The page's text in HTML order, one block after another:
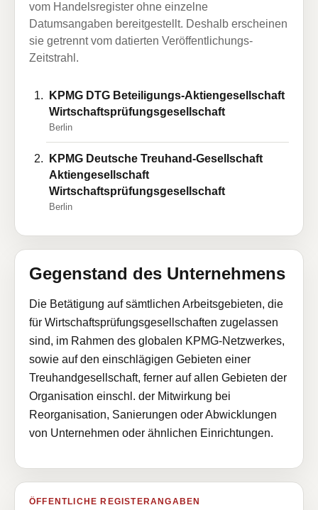
vom Handelsregister ohne einzelne
Datumsangaben bereitgestellt. Deshalb erscheinen
sie getrennt vom datierten Veröffentlichungs-
Zeitstrahl.
KPMG DTG Beteiligungs-Aktiengesellschaft
Wirtschaftsprüfungsgesellschaft
Berlin
KPMG Deutsche Treuhand-Gesellschaft
Aktiengesellschaft
Wirtschaftsprüfungsgesellschaft
Berlin
Gegenstand des Unternehmens
Die Betätigung auf sämtlichen Arbeitsgebieten, die
für Wirtschaftsprüfungsgesellschaften zugelassen
sind, im Rahmen des globalen KPMG-Netzwerkes,
sowie auf den einschlägigen Gebieten einer
Treuhandgesellschaft, ferner auf allen Gebieten der
Organisation einschl. der Mitwirkung bei
Reorganisation, Sanierungen oder Abwicklungen
von Unternehmen oder ähnlichen Einrichtungen.
ÖFFENTLICHE REGISTERANGABEN